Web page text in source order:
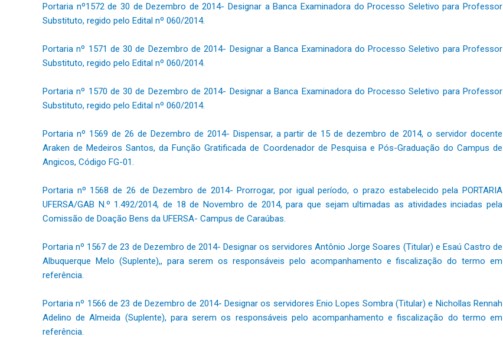
Portaria nº1572 de 30 de Dezembro de 2014- Designar a Banca Examinadora do Processo Seletivo para Professor
Substituto, regido pelo Edital nº 060/2014.
Portaria nº 1571 de 30 de Dezembro de 2014- Designar a Banca Examinadora do Processo Seletivo para Professor
Substituto, regido pelo Edital nº 060/2014.
Portaria nº 1570 de 30 de Dezembro de 2014- Designar a Banca Examinadora do Processo Seletivo para Professor
Substituto, regido pelo Edital nº 060/2014.
Portaria nº 1569 de 26 de Dezembro de 2014- Dispensar, a partir de 15 de dezembro de 2014, o servidor docente
Araken de Medeiros Santos, da Função Gratificada de Coordenador de Pesquisa e Pós-Graduação do Campus de
Angicos, Código FG-01.
Portaria nº 1568 de 26 de Dezembro de 2014- Prorrogar, por igual período, o prazo estabelecido pela PORTARIA
UFERSA/GAB N.º 1.492/2014, de 18 de Novembro de 2014, para que sejam ultimadas as atividades inciadas pela
Comissão de Doação Bens da UFERSA- Campus de Caraúbas.
Portaria nº 1567 de 23 de Dezembro de 2014- Designar os servidores Antônio Jorge Soares (Titular) e Esaú Castro de
Albuquerque Melo (Suplente),, para serem os responsáveis pelo acompanhamento e fiscalização do termo em
referência.
Portaria nº 1566 de 23 de Dezembro de 2014- Designar os servidores Enio Lopes Sombra (Titular) e Nichollas Rennah
Adelino de Almeida (Suplente), para serem os responsáveis pelo acompanhamento e fiscalização do termo em
referência.